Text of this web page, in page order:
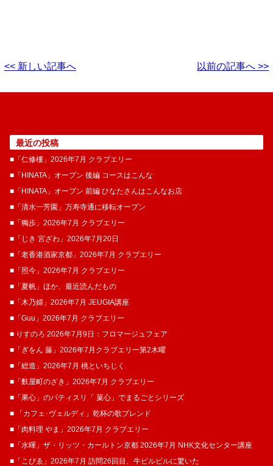
<< 新しい記事へ 以前の記事へ >>
最近の投稿
■「仁修樓」2026年7月 クラブエリー
■「HINATA」オープン 後編 コースはこんな
■「HINATA」オープン 前編 ひなたさんはこんなお店
■「清水一芳園」万寿寺通に移転オープン
■「獨歩」2026年7月 クラブエリー
■「じき 宮ざわ」2026年7月20日
■「老香港酒家京都」2026年7月 クラブエリー
■「照今」2026年7月 クラブエリー
■「夏帆」ほか、最近読んだもの
■「木乃婦」2026年7月 JEUGIA講座
■「Guu」2026年7月 クラブエリー
■ りすのろ 2026年7月9日：フロマージュフェア
■「ぎをん 藤」2026年7月クラブエリー第2木曜
■「総造」2026年7月 桃といちじく
■「麩屋町のざき」2026年7月 クラブエリー
■「果心」のパティスリ「 菓​心」でまるごとシリーズ
■ 「カフェ･ヴェルディ」乾杯の歌ブレンド
■「肉料理 やま」2026年7月 クラブエリー
■「水暉」ザ・リッツ・カールトン京都 2026年7月 NHK文化センター講座
■「こぴゑ」2026年7月 訪問26回目、牛ピルピルに驚いた